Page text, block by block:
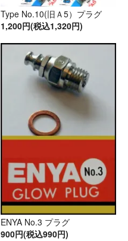
Type No.10(旧Ａ5）プラグ
1,200円(税込1,320円)
ENYA No.3 プラグ
900円(税込990円)